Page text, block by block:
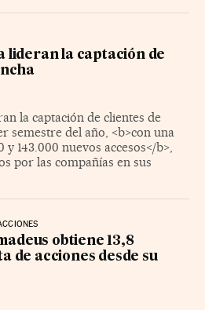
lideran la captación de
la captación de clientes de
semestre del año, <b>con una
y 143.000 nuevos accesos</b>,
por las compañías en sus
obtiene 13,8
de acciones desde su